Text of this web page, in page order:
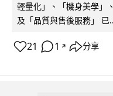
輕量化」、「機身美學」
及「品質與售後服務」 已
21 1 ↗ 分享